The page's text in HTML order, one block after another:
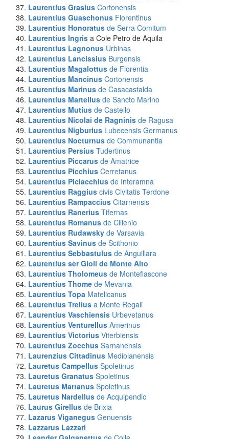
Laurentius Grasius Cortonensis
Laurentius Guaschonus Florentinus
Laurentius Honoratus de Serra Comitum
Laurentius Ingris a Cole Petro de Aquila
Laurentius Lagnonus Urbinas
Laurentius Lancissius Burgensis
Laurentius Magalottus de Florentia
Laurentius Mancinus Cortonensis
Laurentius Marinus de Casacastalda
Laurentius Martellus de Sancto Marino
Laurentius Mutius de Castello
Laurentius Nicolai de Ragninis de Ragusa
Laurentius Nigburius Lubecensis Germanus
Laurentius Nocturnus de Communantia
Laurentius Persius Tudertinus
Laurentius Piccarus de Amatrice
Laurentius Picchius Cerretanus
Laurentius Piciacchius de Interamna
Laurentius Raggius civis Civitatis Terdone
Laurentius Rampaccius Citarnensis
Laurentius Ranerius Tifernas
Laurentius Romanus de Cillenio
Laurentius Rudawsky de Varsavia
Laurentius Savinus de Scithonio
Laurentius Sebbastulus de Anguillara
Laurentius ser Gioli de Monte Alto
Laurentius Tholomeus de Monteflascone
Laurentius Thome de Mevania
Laurentius Topa Matelicanus
Laurentius Trelius a Monte Regali
Laurentius Vaschiensis Urbevetanus
Laurentius Venturellus Amerinus
Laurentius Victorius Viterbiensis
Laurentius Zocchus Sarnanensis
Laurenzius Cittadinus Mediolanensis
Lauretus Campellus Spoletinus
Lauretus Granatus Spoletinus
Lauretus Martanus Spoletinus
Lauretus Nardellus de Acquipendio
Laurus Girellus de Brixia
Lazarus Viganegus Genuensis
Lazzarus Lazzari